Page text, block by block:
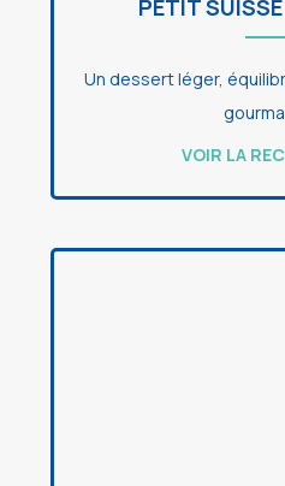
PETIT
Un dessert léger,
VOIR LA